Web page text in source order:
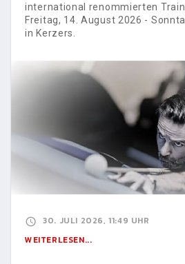
international renommierten
Freitag, 14. August 2026 -
in Kerzers.
30. JULI 2026, 11:49 UHR
WEITERLESEN...